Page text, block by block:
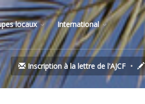
locaux International
Inscription à la lettre de l'AJCF